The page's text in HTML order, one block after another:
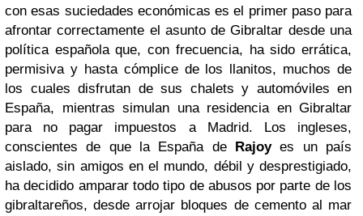
con esas suciedades económicas es el primer paso para
afrontar correctamente el asunto de Gibraltar desde una
política española que, con frecuencia, ha sido errática,
permisiva y hasta cómplice de los llanitos, muchos de
los cuales disfrutan de sus chalets y automóviles en
España, mientras simulan una residencia en Gibraltar
para no pagar impuestos a Madrid. Los ingleses,
conscientes de que la España de Rajoyes un país
aislado, sin amigos en el mundo, débil y desprestigiado,
ha decidido amparar todo tipo de abusos por parte de los
gibraltareños, desde arrojar bloques de cemento al mar